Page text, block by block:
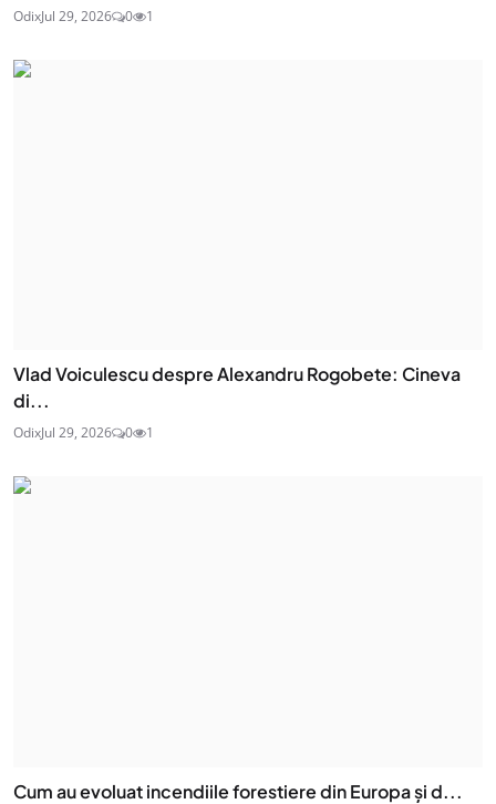
OdixJul 29, 2026 0 1
Vlad Voiculescu despre Alexandru Rogobete: Cineva
di...
OdixJul 29, 2026 0 1
Cum au evoluat incendiile forestiere din Europa și d...